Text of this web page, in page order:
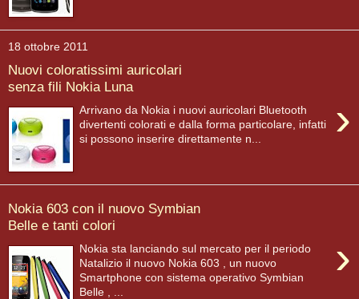
18 ottobre 2011
Nuovi coloratissimi auricolari
senza fili Nokia Luna
›
Arrivano da Nokia i nuovi auricolari Bluetooth
divertenti colorati e dalla forma particolare, infatti
si possono inserire direttamente n...
Nokia 603 con il nuovo Symbian
Belle e tanti colori
›
Nokia sta lanciando sul mercato per il periodo
Natalizio il nuovo Nokia 603 , un nuovo
Smartphone con sistema operativo Symbian
Belle , ...